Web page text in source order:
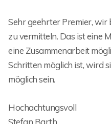
Sehr geehrter Premier, wir
zu vermitteln. Das ist eine
eine Zusammenarbeit
Schritten möglich ist, wird
möglich sein.
Hochachtungsvoll
Stefan Barth